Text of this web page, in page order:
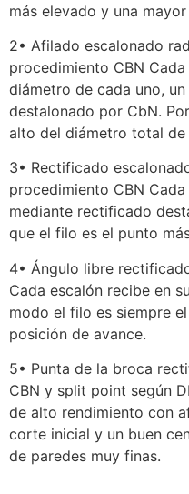
más elevado y una
2• Afilado escalonado
procedimiento CBN
diámetro de cada uno,
destalonado por CbN.
alto del diámetro total de
3• Rectificado
procedimiento CBN
mediante rectificado
que el filo es el punto
4• Ángulo libre
Cada escalón recibe en
modo el filo es siempre
posición de avance.
5• Punta de la broca
CBN y split point según
de alto rendimiento con
corte inicial y un buen
de paredes muy finas.